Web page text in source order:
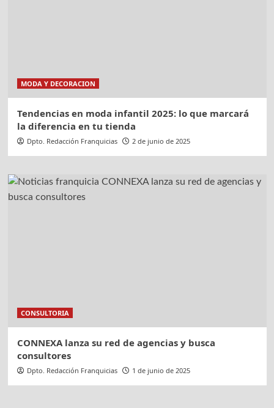
MODA Y DECORACION
Tendencias en moda infantil 2025: lo que marcará
la diferencia en tu tienda
Dpto. Redacción Franquicias 2 de junio de 2025
CONSULTORIA
CONNEXA lanza su red de agencias y busca
consultores
Dpto. Redacción Franquicias 1 de junio de 2025